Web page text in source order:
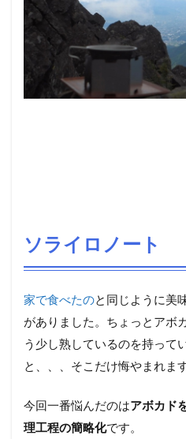
ソライロノート
家で食べたのと同じように美
がありました。ちょっとアボ
う少し熟しているのを持って
と、、、そこだけ悔やまれます
今回一番悩んだのはアボカド
理工程の簡略化です。